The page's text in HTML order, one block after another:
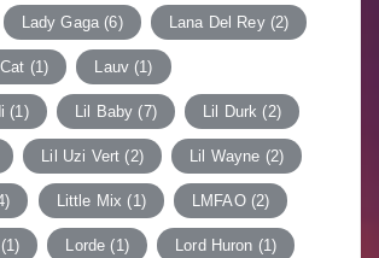
Lady Gaga (6) Lana Del Rey(2)
(1) Lauv (1)
(1) Lil Baby (7) Lil Durk (2)
Lil Uzi Vert (2) Lil Wayne (2)
Little Mix (1) LMFAO(2)
(1) Lorde (1) Lord Huron (1)